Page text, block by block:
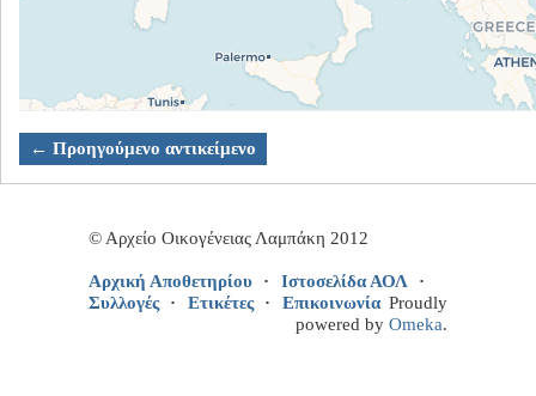
← Προηγούμενο αντικείμενο
© Αρχείο Οικογένειας Λαμπάκη 2012
Αρχική Αποθετηρίου
Ιστοσελίδα ΑΟΛ
Συλλογές
Ετικέτες Επικοινωνία Proudly
powered by Omeka.